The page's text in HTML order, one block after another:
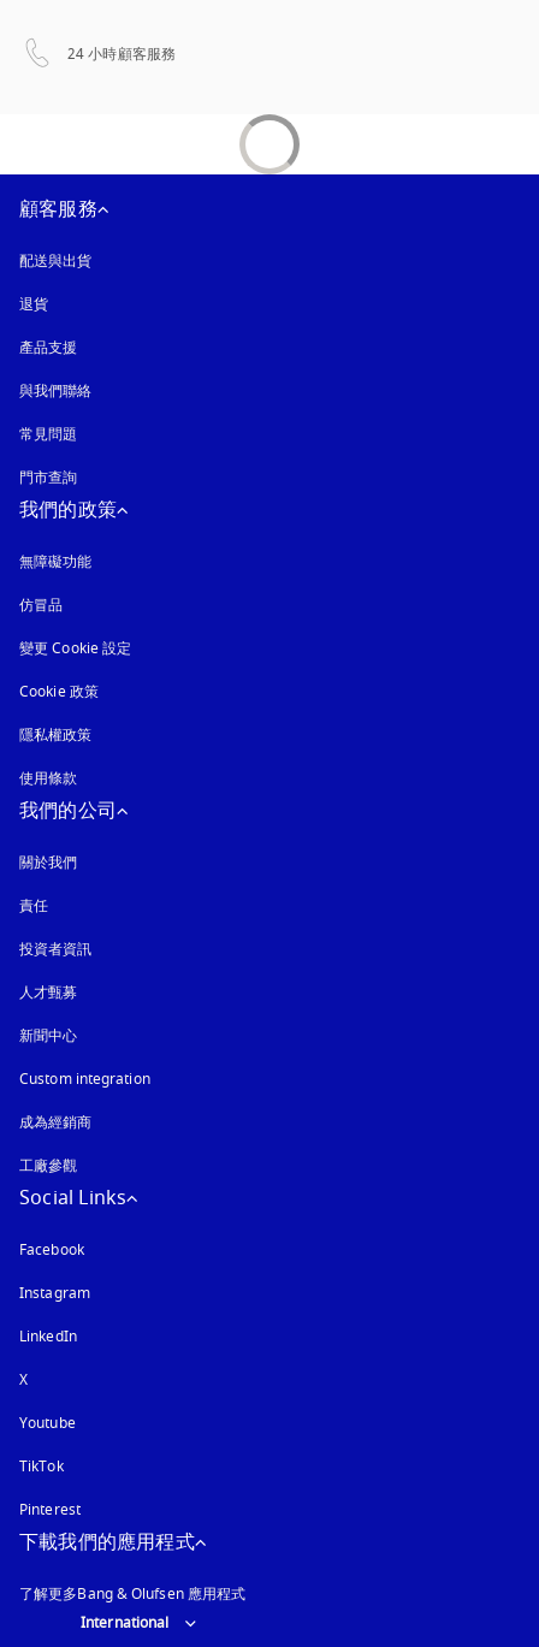
24 小時顧客服務
顧客服務
配送與出貨
退貨
產品支援
與我們聯絡
常見問題
門市查詢
我們的政策
無障礙功能
仿冒品
變更 Cookie 設定
Cookie 政策以新標籤頁開啟
隱私權政策
使用條款
我們的公司
關於我們
責任
投資者資訊
人才甄募
新聞中心
Custom integration
成為經銷商
工廠參觀
Social Links
Facebook
Instagram以新標籤頁開啟
LinkedIn
X
Youtube以新標籤頁開啟
TikTok
Pinterest
下載我們的應用程式
了解更多Bang & Olufsen 應用程式
Select country and language
International